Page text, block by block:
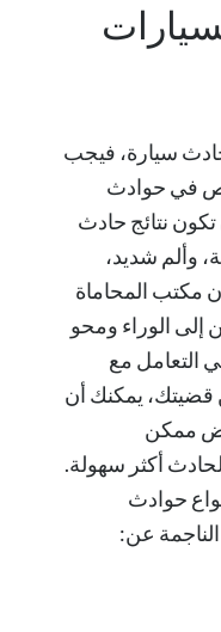
سيارة، فيجب
في حوادث
نتائج حادث
وألم شديد،
مكتب المحاماة
إلى الوراء ومحو
التعامل مع
قضيتك، يمكنك أن
ممكن
أكثر سهولة.
حوادث
عن: